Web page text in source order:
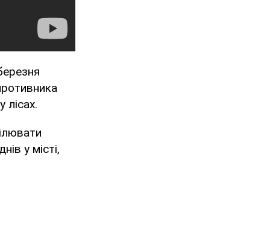
лісах.
у місті,